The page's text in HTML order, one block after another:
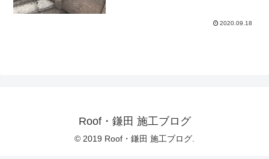
2020.09.18
Roof・鎌田 施工ブログ
© 2019 Roof・鎌田 施工ブログ.